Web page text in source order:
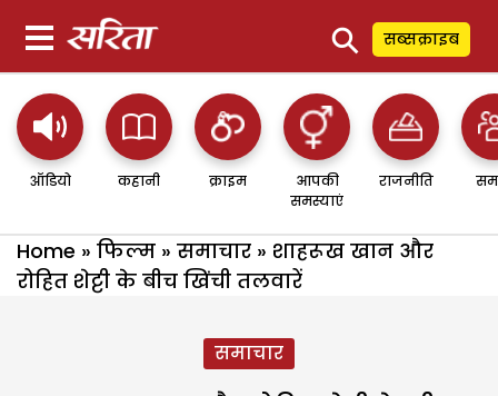
⚲ सब्सक्राइब
ऑडियो कहानी क्राइम
आपकी
समस्याएं
राजनीति
Home » फिल्म » समाचार » शाहरूख खान और
रोहित शेट्टी के बीच खिंची तलवारें
समाचार